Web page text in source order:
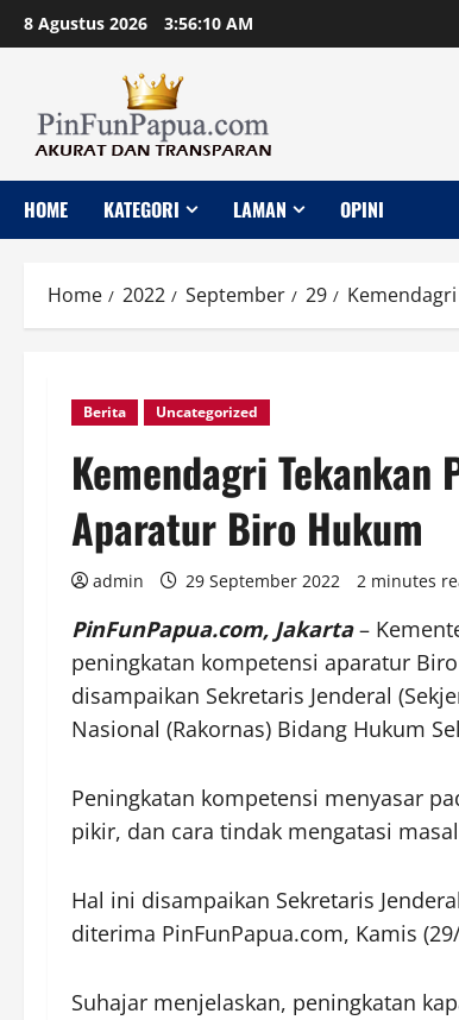
Skip
to
8 Agustus 2026 3:56:11 AM
HOME KATEGORI LAMAN OPINI
Home 2022 September 29
Berita Uncategorized
Kemendagri Tekankan
Aparatur Biro Hukum
admin 29 September 2022 2 minutes
PinFunPapua.com, Jakarta –
peningkatan kompetensi aparatur
disampaikan Sekretaris Jenderal
Nasional (Rakornas) Bidang Hukum
Peningkatan kompetensi menyasar
pikir, dan cara tindak mengatasi
Hal ini disampaikan Sekretaris
diterima PinFunPapua.com, Kamis
Suhajar menjelaskan, peningkatan